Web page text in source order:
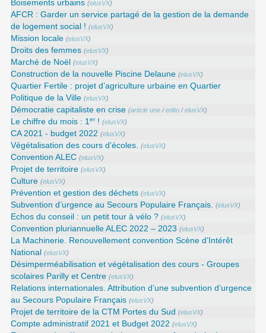
Boisements urbains (elusVX)
AFCR : Garder un service partagé de la gestion de la demande
de logement social ! (elusVX)
Mission locale (elusVX)
Droits des femmes (elusVX)
Marché de Noël (elusVX)
Construction de la nouvelle Piscine Delaune (elusVX)
Quartier Fertile : projet d’agriculture urbaine en Quartier
Politique de la Ville (elusVX)
Démocratie capitaliste en crise (article une /edito /elusVX)
Le chiffre du mois : 1er! (elusVX)
CA 2021 - budget 2022 (elusVX)
Végétalisation des cours d’écoles. (elusVX)
Convention ALEC (elusVX)
Projet de territoire (elusVX)
Culture (elusVX)
Prévention et gestion des déchets (elusVX)
Subvention d’urgence au Secours Populaire Français. (elusVX)
Echos du conseil : un petit tour à vélo ? (elusVX)
Convention pluriannuelle ALEC 2022 – 2023 (elusVX)
La Machinerie. Renouvellement convention Scène d’Intérêt
National
(elusVX)
Désimperméabilisation et végétalisation des cours - Groupes
scolaires Parilly et Centre (elusVX)
Relations internationales. Attribution d’une subvention d’urgence
au Secours Populaire Français (elusVX)
Projet de territoire de la CTM Portes du Sud (elusVX)
Compte administratif 2021 et Budget 2022 (elusVX)